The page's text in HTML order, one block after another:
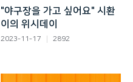
"야구장을 가고 싶어요" 시환
이의 위시데이
2023-11-17 2892